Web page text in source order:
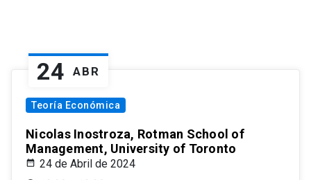
24 ABR
Teoría Económica
Nicolas Inostroza, Rotman School of
Management, University of Toronto
24 de Abril de 2024